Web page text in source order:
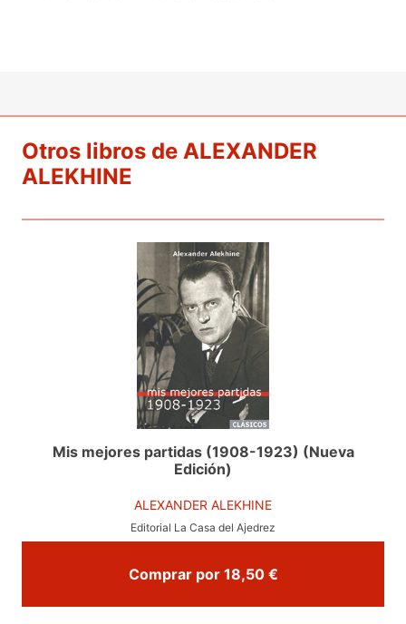
Otros libros de ALEXANDER
ALEKHINE
Mis mejores partidas (1908-1923) (Nueva
Edición)
ALEXANDER ALEKHINE
Editorial La Casa del Ajedrez
Comprar por 18,50 €